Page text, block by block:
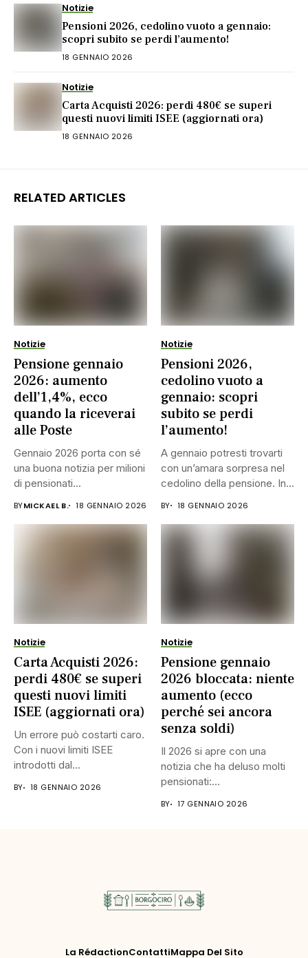
Notizie
Pensioni 2026, cedolino vuoto a gennaio:
scopri subito se perdi l’aumento!
18 GENNAIO 2026
Notizie
Carta Acquisti 2026: perdi 480€ se superi
questi nuovi limiti ISEE (aggiornati ora)
18 GENNAIO 2026
RELATED ARTICLES
Notizie
Pensione gennaio
2026: aumento
dell’1,4%, ecco
quando la riceverai
alle Poste
Gennaio 2026 porta con sé
una buona notizia per milioni
di pensionati...
BYMICKAEL B. 18 GENNAIO 2026
Notizie
Pensioni 2026,
cedolino vuoto a
gennaio: scopri
subito se perdi
l’aumento!
A gennaio potresti trovarti
con un’amara sorpresa nel
cedolino della pensione. In...
BY 18 GENNAIO 2026
Notizie
Carta Acquisti 2026:
perdi 480€ se superi
questi nuovi limiti
ISEE (aggiornati ora)
Un errore può costarti caro.
Con i nuovi limiti ISEE
introdotti dal...
BY 18 GENNAIO 2026
Notizie
Pensione gennaio
2026 bloccata: niente
aumento (ecco
perché sei ancora
senza soldi)
Il 2026 si apre con una
notizia che ha deluso molti
pensionati:...
BY 17 GENNAIO 2026
La RédactionContattiMappa Del Sito